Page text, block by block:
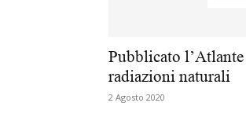
Pubblicato
radiazioni naturali
2 Agosto 2020